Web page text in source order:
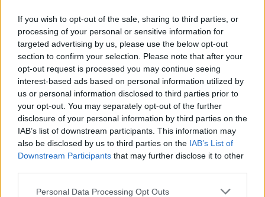
If you wish to opt-out of the sale, sharing to third parties, or
processing of your personal or sensitive information for
targeted advertising by us, please use the below opt-out
section to confirm your selection. Please note that after your
opt-out request is processed you may continue seeing
interest-based ads based on personal information utilized by
us or personal information disclosed to third parties prior to
your opt-out. You may separately opt-out of the further
disclosure of your personal information by third parties on the
IAB’s list of downstream participants. This information may
also be disclosed by us to third parties on the IAB’s List of
Downstream Participants that may further disclose it to other
Personal Data Processing Opt Outs
Staf Van Bronckhorst rond: nu nog de selectie
Feyenoord lost met nieuwe controleur direct
groot probleem van vorig seizoen op
Feyenoord begint voorbereiding overtuigend: zo
ziet de route naar de seizoensstart eruit
Givairo Read spreekt zich uit over Feyenoord-
toekomst: 'Het kan nog alle kanten op'